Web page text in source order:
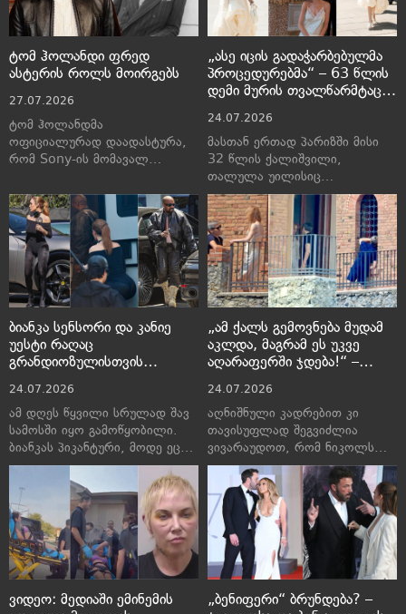
ტომ ჰოლანდი ფრედ
ასტერის როლს მოირგებს
27.07.2026
ტომ ჰოლანდმა
ოფიციალურად დაადასტურა,
რომ Sony-ის მომავალ
განასახიერებს.
„ასე იცის გადაჭარბებულმა
პროცედურებმა“ – 63 წლის
დემი მურის თვალწარმტაცი
24.07.2026
მასთან ერთად პარიზში მისი
32 წლის ქალიშვილი,
თალულა უილისიც
იმყოფებოდა
ბიანკა სენსორი და კანიე
უესტი რაღაც
გრანდიოზულისთვის
წყვილის უახლესი გამოჩენა
24.07.2026
ამ დღეს წყვილი სრულად შავ
სამოსში იყო გამოწყობილი.
ბიანკას პიკანტური, მოდე ეცვა,
კანიე კი თავისუფალი სტილის
შარვალში იყო გამოწყობილი
„ამ ქალს გემოვნება მუდამ
აკლდა, მაგრამ ეს უკვე
აღარაფერში ჯდება!“ –
რეინსტეინთან ერთად
გამოიჭირეს
24.07.2026
აღნიშნული კადრებით კი
თავისუფლად შეგვიძლია
ვივარაუდოთ, რომ ნიკოლს
მაიკლ რეინსტეინთან რომანი
ვიდეო: მედიაში ემინემის
„ბენიფერი“ ბრუნდება? –